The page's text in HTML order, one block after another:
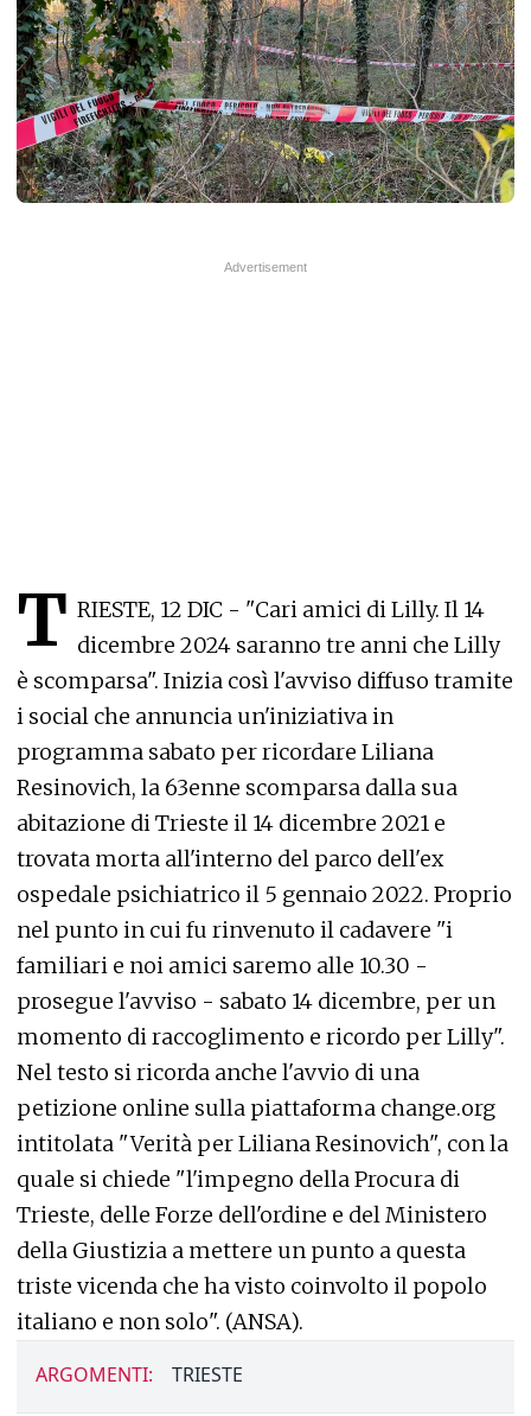
T RIESTE, 12 DIC - "Cari amici di Lilly. Il 14
dicembre 2024 saranno tre anni che Lilly
è scomparsa". Inizia così l'avviso diffuso tramite
i social che annuncia un'iniziativa in
programma sabato per ricordare Liliana
Resinovich, la 63enne scomparsa dalla sua
abitazione di Trieste il 14 dicembre 2021 e
trovata morta all'interno del parco dell'ex
ospedale psichiatrico il 5 gennaio 2022. Proprio
nel punto in cui fu rinvenuto il cadavere "i
familiari e noi amici saremo alle 10.30 -
prosegue l'avviso - sabato 14 dicembre, per un
momento di raccoglimento e ricordo per Lilly".
Nel testo si ricorda anche l'avvio di una
petizione online sulla piattaforma change.org
intitolata "Verità per Liliana Resinovich", con la
quale si chiede "l'impegno della Procura di
Trieste, delle Forze dell'ordine e del Ministero
della Giustizia a mettere un punto a questa
triste vicenda che ha visto coinvolto il popolo
italiano e non solo". (ANSA).
ARGOMENTI: TRIESTE